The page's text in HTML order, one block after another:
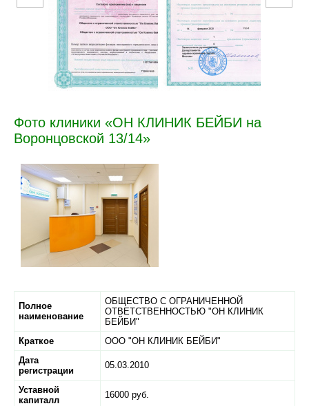
Фото клиники «ОН КЛИНИК БЕЙБИ на
Воронцовской 13/14»
Полное
наименование
ОБЩЕСТВО С ОГРАНИЧЕННОЙ
ОТВЕТСТВЕННОСТЬЮ "ОН КЛИНИК
БЕЙБИ"
Краткое
ООО "ОН КЛИНИК БЕЙБИ"
Дата
регистрации
05.03.2010
Уставной
капиталл
16000 руб.